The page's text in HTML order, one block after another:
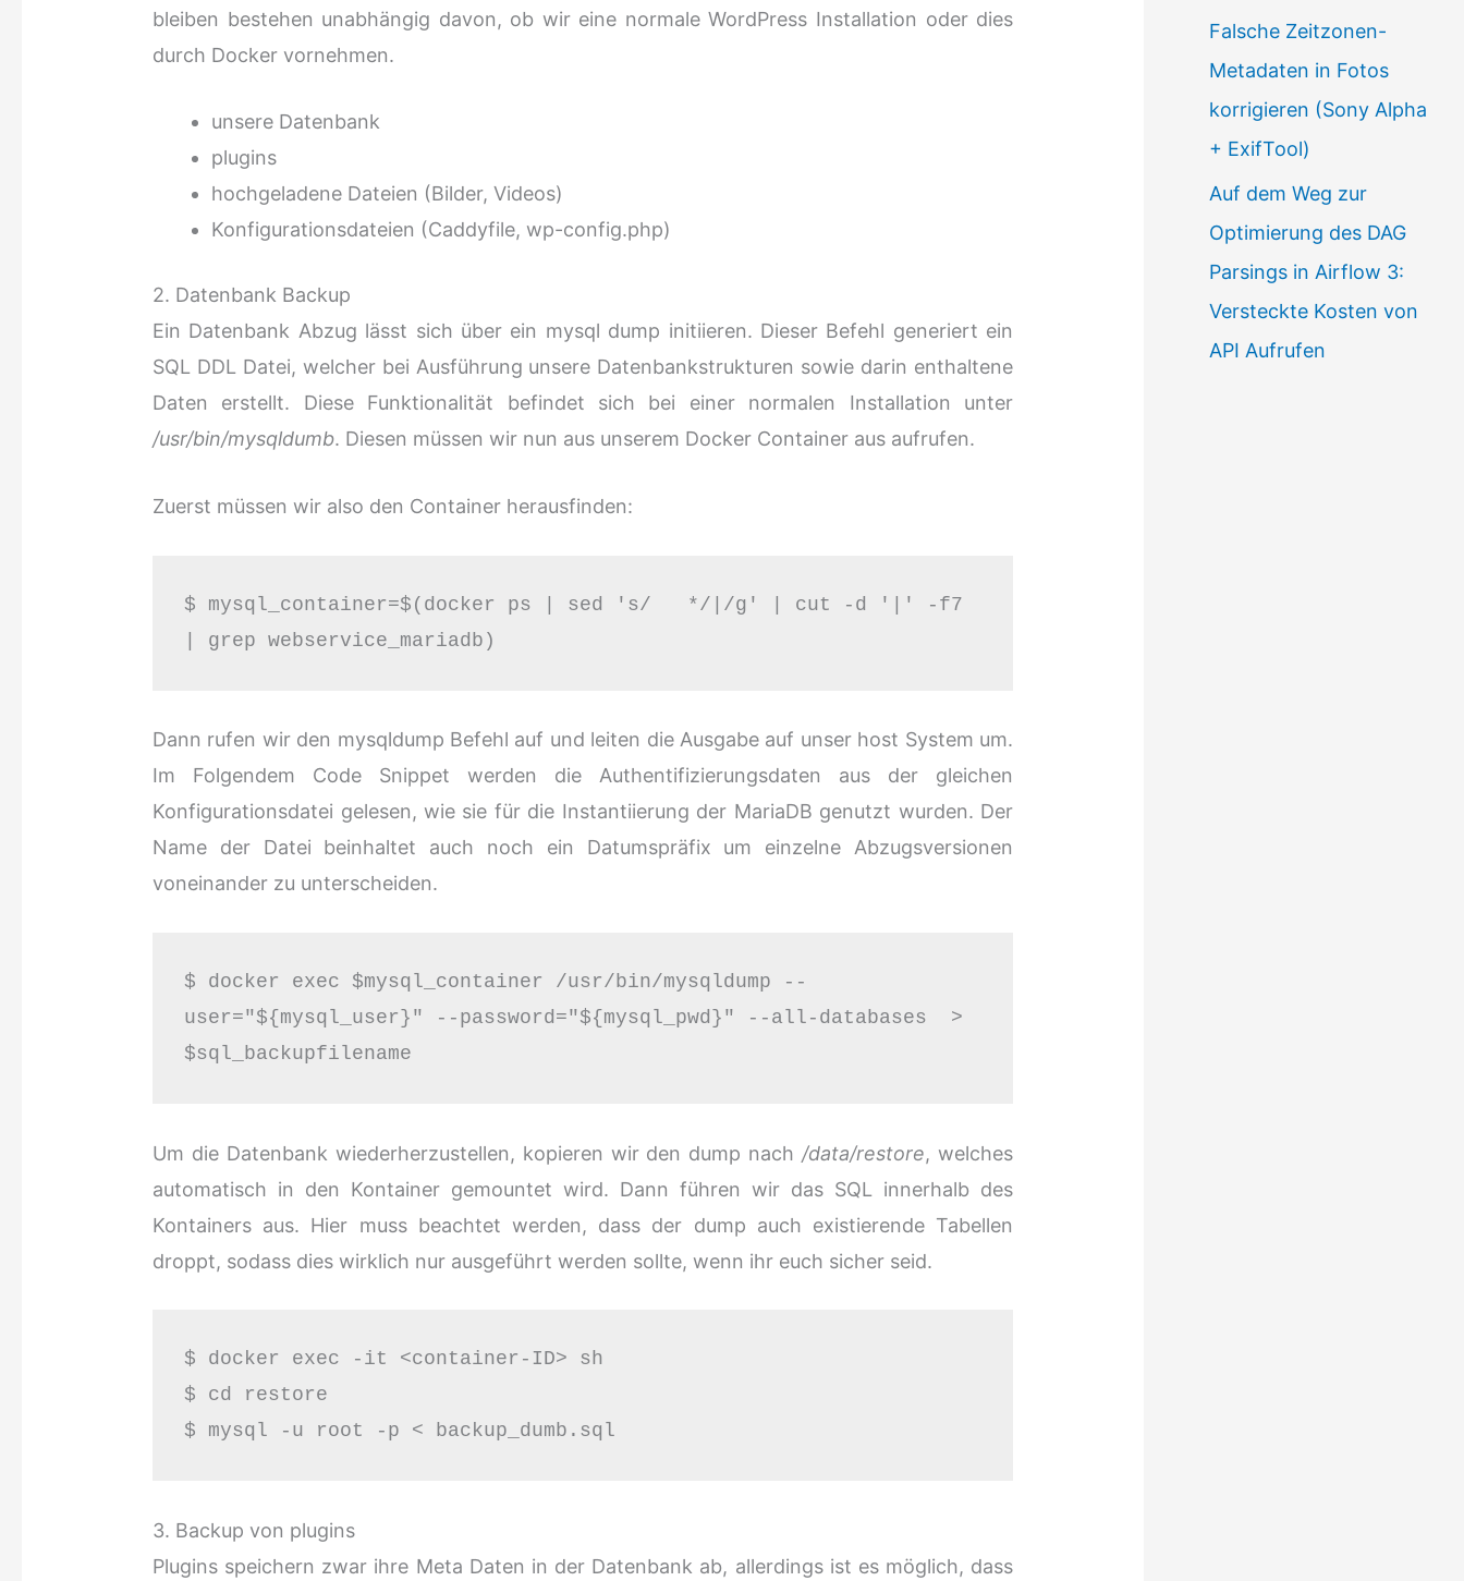
bleiben bestehen unabhängig davon, ob wir eine normale WordPress Installation oder dies
durch Docker vornehmen.
unsere Datenbank
plugins
hochgeladene Dateien (Bilder, Videos)
Konfigurationsdateien (Caddyfile, wp-config.php)
2. Datenbank Backup
Ein Datenbank Abzug lässt sich über ein mysql dump initiieren. Dieser Befehl generiert ein
SQL DDL Datei, welcher bei Ausführung unsere Datenbankstrukturen sowie darin enthaltene
Daten erstellt. Diese Funktionalität befindet sich bei einer normalen Installation unter
/usr/bin/mysqldumb. Diesen müssen wir nun aus unserem Docker Container aus aufrufen.
Zuerst müssen wir also den Container herausfinden:
$ mysql_container=$(docker ps | sed 's/   */|/g' | cut -d '|' -f7
| grep webservice_mariadb)
Dann rufen wir den mysqldump Befehl auf und leiten die Ausgabe auf unser host System um.
Im Folgendem Code Snippet werden die Authentifizierungsdaten aus der gleichen
Konfigurationsdatei gelesen, wie sie für die Instantiierung der MariaDB genutzt wurden. Der
Name der Datei beinhaltet auch noch ein Datumspräfix um einzelne Abzugsversionen
voneinander zu unterscheiden.
$ docker exec $mysql_container /usr/bin/mysqldump --
user="${mysql_user}" --password="${mysql_pwd}" --all-databases  >
$sql_backupfilename
Um die Datenbank wiederherzustellen, kopieren wir den dump nach/data/restore, welches
automatisch in den Kontainer gemountet wird. Dann führen wir das SQL innerhalb des
Kontainers aus. Hier muss beachtet werden, dass der dump auch existierende Tabellen
droppt, sodass dies wirklich nur ausgeführt werden sollte, wenn ihr euch sicher seid.
$ docker exec -it <container-ID> sh
$ cd restore
$ mysql -u root -p < backup_dumb.sql
3. Backup von plugins
Plugins speichern zwar ihre Meta Daten in der Datenbank ab, allerdings ist es möglich, dass
Falsche Zeitzonen-
Metadaten in Fotos
korrigieren (Sony Alpha
+ ExifTool)
Auf dem Weg zur
Optimierung des DAG
Parsings in Airflow 3:
Versteckte Kosten von
API Aufrufen